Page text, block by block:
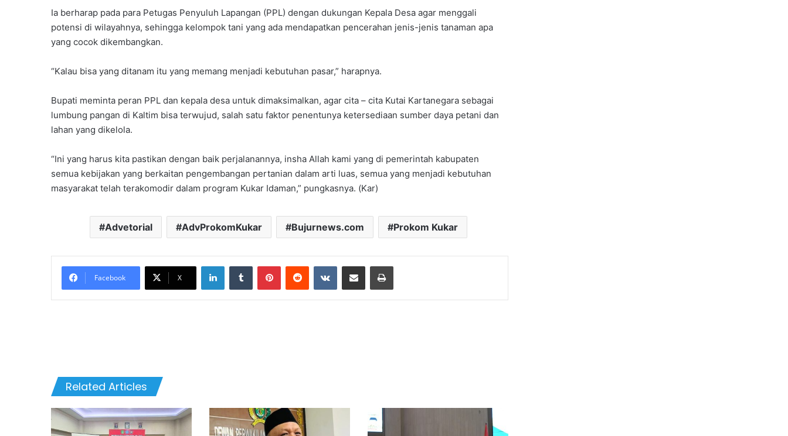
Ia berharap pada para Petugas Penyuluh Lapangan (PPL) dengan dukungan Kepala Desa agar menggali
potensi di wilayahnya, sehingga kelompok tani yang ada mendapatkan pencerahan jenis-jenis tanaman apa
yang cocok dikembangkan.
“Kalau bisa yang ditanam itu yang memang menjadi kebutuhan pasar,” harapnya.
Bupati meminta peran PPL dan kepala desa untuk dimaksimalkan, agar cita – cita Kutai Kartanegara sebagai
lumbung pangan di Kaltim bisa terwujud, salah satu faktor penentunya ketersediaan sumber daya petani dan
lahan yang dikelola.
“Ini yang harus kita pastikan dengan baik perjalanannya, insha Allah kami yang di pemerintah kabupaten
semua kebijakan yang berkaitan pengembangan pertanian dalam arti luas, semua yang menjadi kebutuhan
masyarakat telah terakomodir dalam program Kukar Idaman,” pungkasnya. (Kar)
Advetorial AdvProkomKukar Bujurnews.com Prokom Kukar
Facebook X
LinkedInTumblr PinterestReddit VKontakteShare via Email Print
Related Articles